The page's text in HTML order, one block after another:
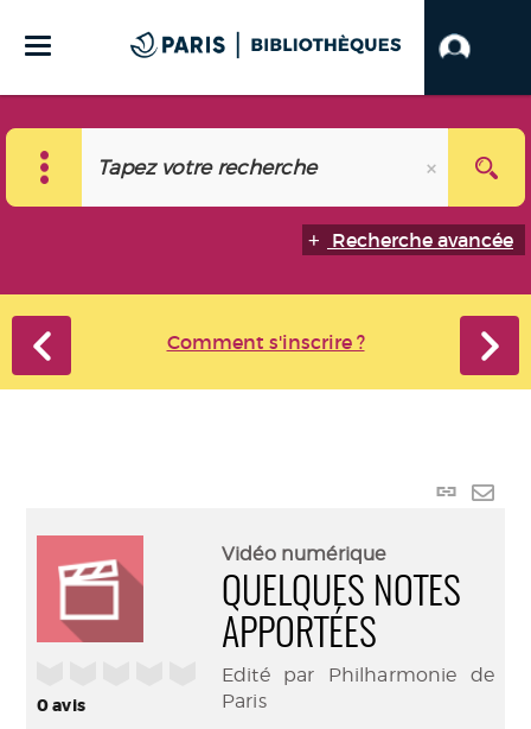
Recherche avancée
Comment s'inscrire ?
Lien
0avis
Vidéo numérique
QUELQUES NOTES
APPORTÉES
Edité par Philharmonie de
Paris